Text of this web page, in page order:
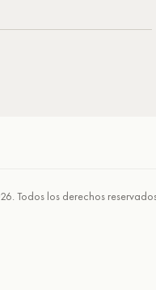
Todos los derechos